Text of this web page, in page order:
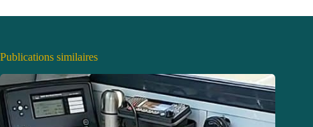
Publications similaires